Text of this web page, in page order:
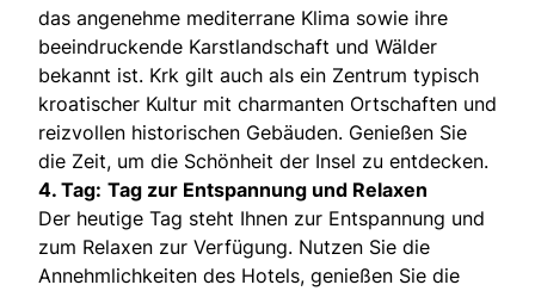
das angenehme mediterrane Klima sowie ihre
beeindruckende Karstlandschaft und Wälder
bekannt ist. Krk gilt auch als ein Zentrum typisch
kroatischer Kultur mit charmanten Ortschaften und
reizvollen historischen Gebäuden. Genießen Sie
die Zeit, um die Schönheit der Insel zu entdecken.
4. Tag: Tag zur Entspannung und Relaxen
Der heutige Tag steht Ihnen zur Entspannung und
zum Relaxen zur Verfügung. Nutzen Sie die
Annehmlichkeiten des Hotels, genießen Sie die